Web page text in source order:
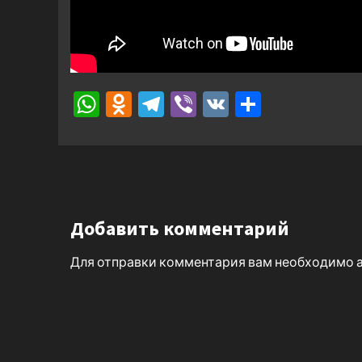
WhatsApp
Odnoklassniki
Telegram
Viber
VK
Добавить комментарий
Для отправки комментария вам необходимо